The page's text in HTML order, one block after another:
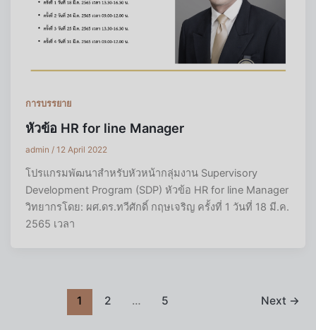
การบรรยาย
หัวข้อ HR for line Manager
admin/12 April 2022
โปรแกรมพัฒนาสำหรับหัวหน้ากลุ่มงาน Supervisory
Development Program (SDP) หัวข้อ HR for line Manager
วิทยากรโดย: ผศ.ดร.ทวีศักดิ์ กฤษเจริญ ครั้งที่ 1 วันที่ 18 มี.ค.
2565 เวลา
1 2 … 5 Next →